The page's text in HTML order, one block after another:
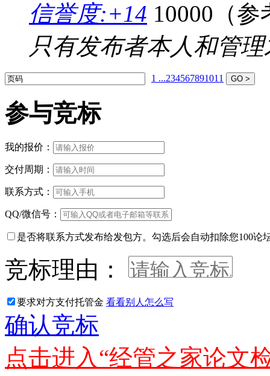
信誉度:+14 10000（参
只有发布者本人和管
1 ...234567891011
参与竞标
我的报价：
交付周期：
联系方式：
QQ/微信号：
是否将联系方式发布给发包方。勾选后会自动扣除您100论
竞标理由：
要求对方支付托管金 看看别人怎么写
确认竞标
点击进入“经管之家论文